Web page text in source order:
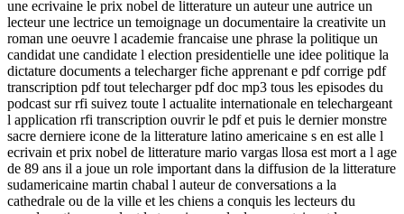
une ecrivaine le prix nobel de litterature un auteur une autrice un
lecteur une lectrice un temoignage un documentaire la creativite un
roman une oeuvre l academie francaise une phrase la politique un
candidat une candidate l election presidentielle une idee politique la
dictature documents a telecharger fiche apprenant e pdf corrige pdf
transcription pdf tout telecharger pdf doc mp3 tous les episodes du
podcast sur rfi suivez toute l actualite internationale en telechargeant
l application rfi transcription ouvrir le pdf et puis le dernier monstre
sacre derniere icone de la litterature latino americaine s en est alle l
ecrivain et prix nobel de litterature mario vargas llosa est mort a l age
de 89 ans il a joue un role important dans la diffusion de la litterature
sudamericaine martin chabal l auteur de conversations a la
cathedrale ou de la ville et les chiens a conquis les lecteurs du